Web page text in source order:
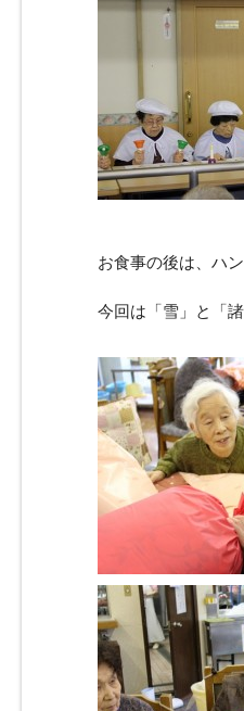
お食事の後は、ハ
今回は「雪」と「